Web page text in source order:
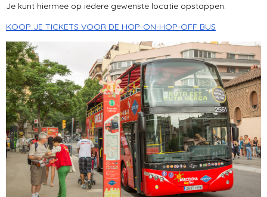
Je kunt hiermee op iedere gewenste locatie opstappen.
KOOP JE TICKETS VOOR DE HOP-ON-HOP-OFF BUS